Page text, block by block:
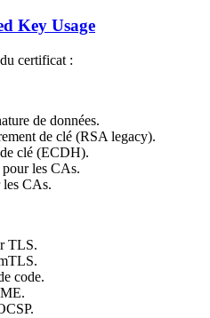
Key Usage
certificat :
de données.
de clé (RSA legacy).
clé (ECDH).
pour les CAs.
les CAs.
TLS.
code.